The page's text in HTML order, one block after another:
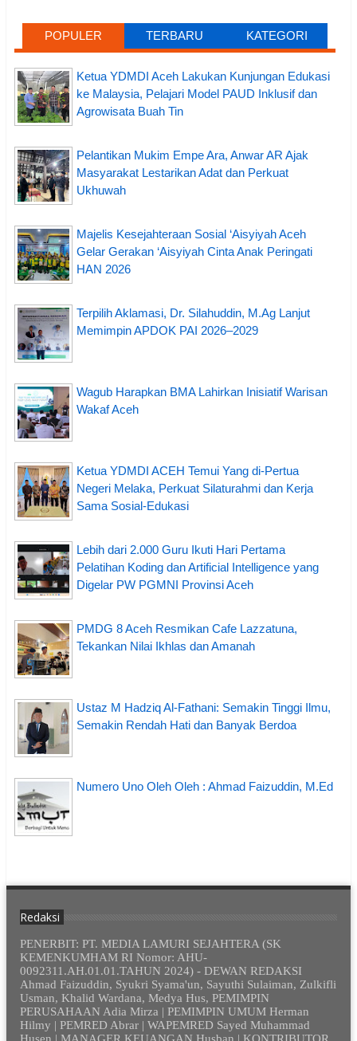
POPULER TERBARU KATEGORI
Ketua YDMDI Aceh Lakukan Kunjungan Edukasi
ke Malaysia, Pelajari Model PAUD Inklusif dan
Agrowisata Buah Tin
Pelantikan Mukim Empe Ara, Anwar AR Ajak
Masyarakat Lestarikan Adat dan Perkuat
Ukhuwah
Majelis Kesejahteraan Sosial ‘Aisyiyah Aceh
Gelar Gerakan ‘Aisyiyah Cinta Anak Peringati
HAN 2026
Terpilih Aklamasi, Dr. Silahuddin, M.Ag Lanjut
Memimpin APDOK PAI 2026–2029
Wagub Harapkan BMA Lahirkan Inisiatif Warisan
Wakaf Aceh
Ketua YDMDI ACEH Temui Yang di-Pertua
Negeri Melaka, Perkuat Silaturahmi dan Kerja
Sama Sosial-Edukasi
Lebih dari 2.000 Guru Ikuti Hari Pertama
Pelatihan Koding dan Artificial Intelligence yang
Digelar PW PGMNI Provinsi Aceh
PMDG 8 Aceh Resmikan Cafe Lazzatuna,
Tekankan Nilai Ikhlas dan Amanah
Ustaz M Hadziq Al-Fathani: Semakin Tinggi Ilmu,
Semakin Rendah Hati dan Banyak Berdoa
Numero Uno Oleh Oleh : Ahmad Faizuddin, M.Ed
Redaksi
PENERBIT: PT. MEDIA LAMURI SEJAHTERA (SK
KEMENKUMHAM RI Nomor: AHU-
0092311.AH.01.01.TAHUN 2024) - DEWAN REDAKSI
Ahmad Faizuddin, Syukri Syama'un, Sayuthi Sulaiman, Zulkifli
Usman, Khalid Wardana, Medya Hus, PEMIMPIN
PERUSAHAAN Adia Mirza | PEMIMPIN UMUM Herman
Hilmy | PEMRED Abrar | WAPEMRED Sayed Muhammad
Husen | MANAGER KEUANGAN Husban | KONTRIBUTOR